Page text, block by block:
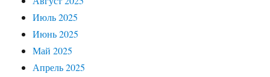
Июль 2025
Июнь 2025
Май 2025
Апрель 2025